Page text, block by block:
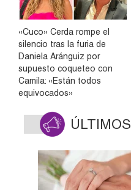
«Cuco» Cerda rompe el
silencio tras la furia de
Daniela Aránguiz por
supuesto coqueteo con
Camila: «Están todos
equivocados»
ÚLTIMOS